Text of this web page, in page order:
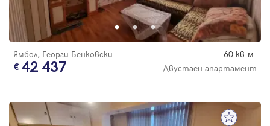
Ямбол, Георги Бенковски 60 кв.м.
42 437 Двустаен апартамент
Парола
Забравена парола